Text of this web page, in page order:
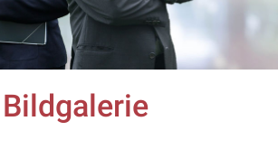
Bildgalerie